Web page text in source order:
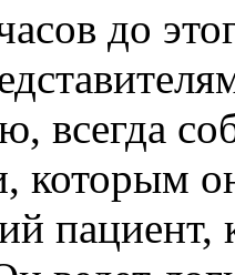
до
всегда
которым